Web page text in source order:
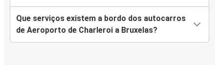
Que serviços existem a bordo dos autocarros
de Aeroporto de Charleroi a Bruxelas?